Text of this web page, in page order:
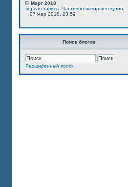
Март 2018
первая запись. Частично выкрашен кузов
07 мар 2018, 23:59
Поиск блогов
Расширенный поиск